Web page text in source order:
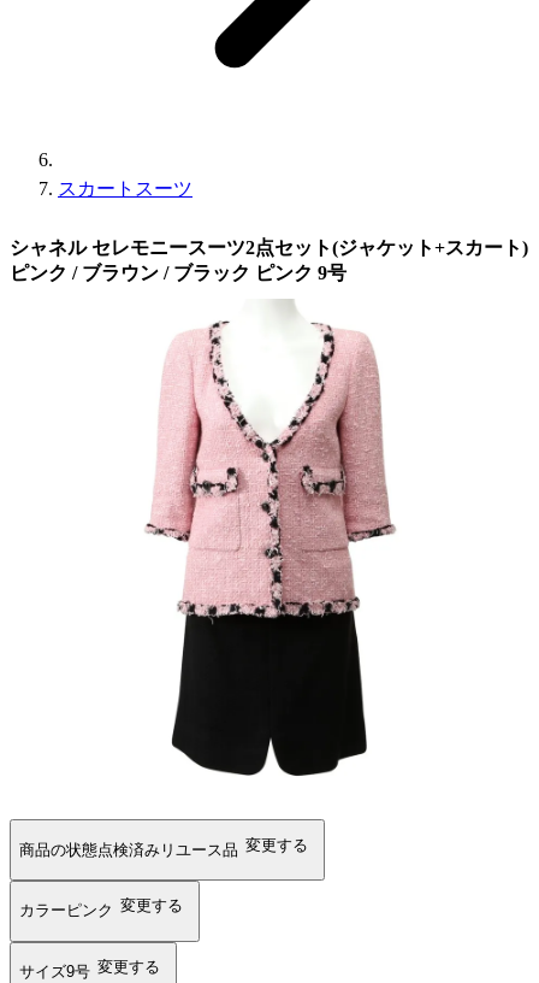
スカートスーツ
シャネル セレモニースーツ2点セット(ジャケット+スカート)
ピンク / ブラウン / ブラック ピンク 9号
商品の状態点検済みリユース品 変更する
カラー ピンク 変更する
サイズ9号 変更する